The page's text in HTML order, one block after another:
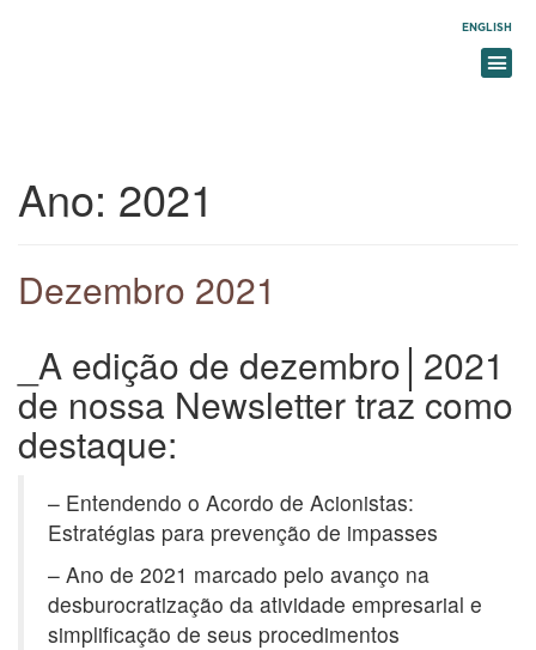
ENGLISH
Ano: 2021
Dezembro 2021
_A edição de dezembro│2021
de nossa Newsletter traz como
destaque:
– Entendendo o Acordo de Acionistas:
Estratégias para prevenção de impasses
– Ano de 2021 marcado pelo avanço na
desburocratização da atividade empresarial e
simplificação de seus procedimentos